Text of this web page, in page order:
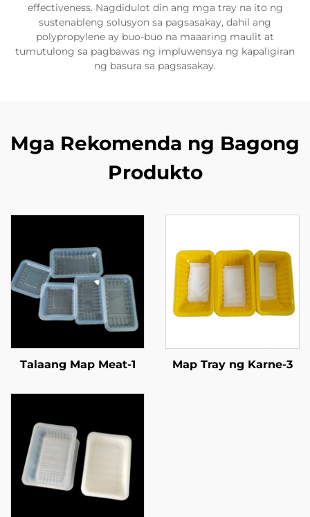
effectiveness. Nagdidulot din ang mga tray na ito ng
sustenableng solusyon sa pagsasakay, dahil ang
polypropylene ay buo-buo na maaaring maulit at
tumutulong sa pagbawas ng impluwensya ng kapaligiran
ng basura sa pagsasakay.
Mga Rekomenda ng Bagong
Produkto
Talaang Map Meat-1 Map Tray ng Karne-3